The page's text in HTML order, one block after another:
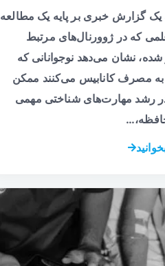
گزارش خبری بر پایه یک مطالعه
که در ژوورنال‌های مرتبط
نشان می‌دهد نوجوانانی که
مصرف کانابیس می‌کنند ممکن
رشد مهارت‌های شناختی مهمی